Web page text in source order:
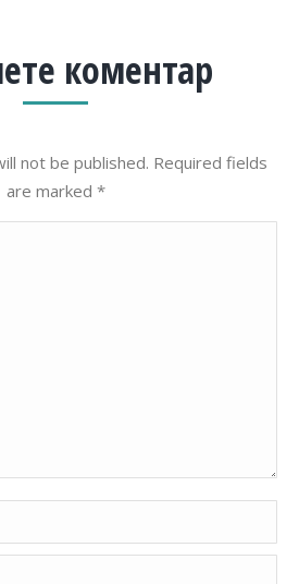
коментар
not be published. Required fields
are marked *